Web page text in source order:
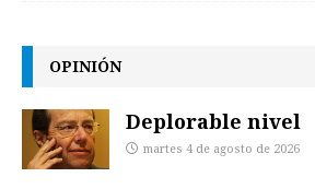
OPINIÓN
Deplorable nivel
martes 4 de agosto de 2026